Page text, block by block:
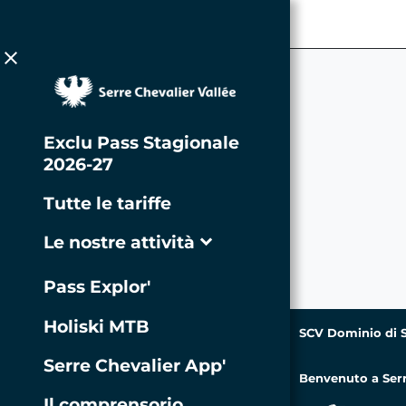
close
Exclu Pass Stagionale
2026-27
Tutte le tariffe
Le nostre attività expand_more
chevron_rightVTT & Bike Park
chevron_rightPasseggiate ed
Teleferica
Pass Explor'
Holiski MTB
Serre Chevalier App'
SCV Dominio di
Benvenuto a